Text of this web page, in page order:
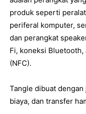
produk seperti
periferal komputer,
dan perangkat
Fi, koneksi
(NFC).
Tangle dibuat
biaya, dan transfer